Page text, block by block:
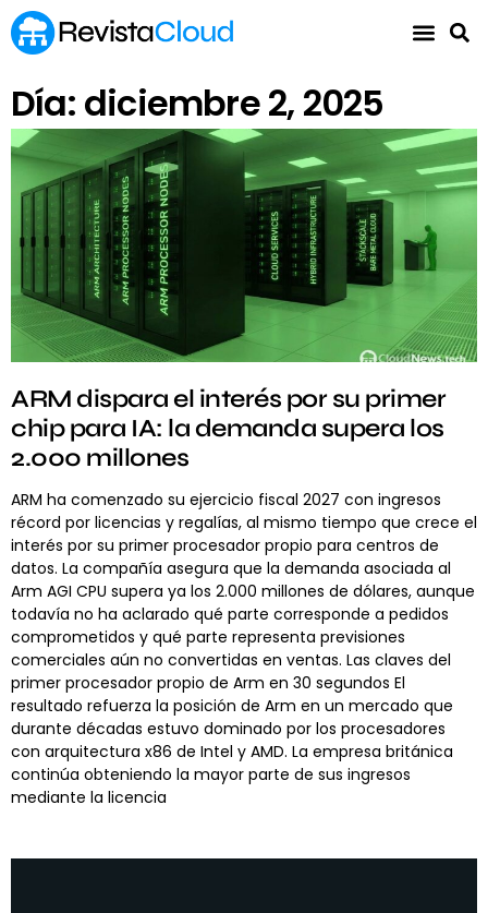
Día: diciembre 2, 2025
ARM dispara el interés por su primer
chip para IA: la demanda supera los
2.000 millones
ARM ha comenzado su ejercicio fiscal 2027 con ingresos
récord por licencias y regalías, al mismo tiempo que crece el
interés por su primer procesador propio para centros de
datos. La compañía asegura que la demanda asociada al
Arm AGI CPU supera ya los 2.000 millones de dólares, aunque
todavía no ha aclarado qué parte corresponde a pedidos
comprometidos y qué parte representa previsiones
comerciales aún no convertidas en ventas. Las claves del
primer procesador propio de Arm en 30 segundos El
resultado refuerza la posición de Arm en un mercado que
durante décadas estuvo dominado por los procesadores
con arquitectura x86 de Intel y AMD. La empresa británica
continúa obteniendo la mayor parte de sus ingresos
mediante la licencia